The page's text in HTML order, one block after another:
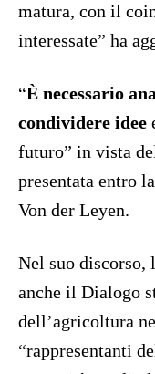
matura, con il
interessate” ha
“È necessario
condividere idee
futuro” in vista
presentata entro
Von der Leyen.
Nel suo discorso,
anche il Dialogo
dell’agricoltura
“rappresentanti